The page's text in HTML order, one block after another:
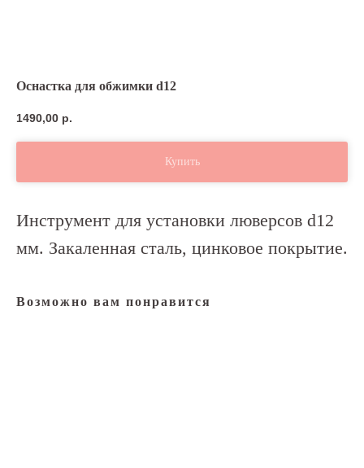
Оснастка для обжимки d12
1490,00 р.
Купить
Инструмент для установки люверсов d12
мм. Закаленная сталь, цинковое покрытие.
Возможно вам понравится